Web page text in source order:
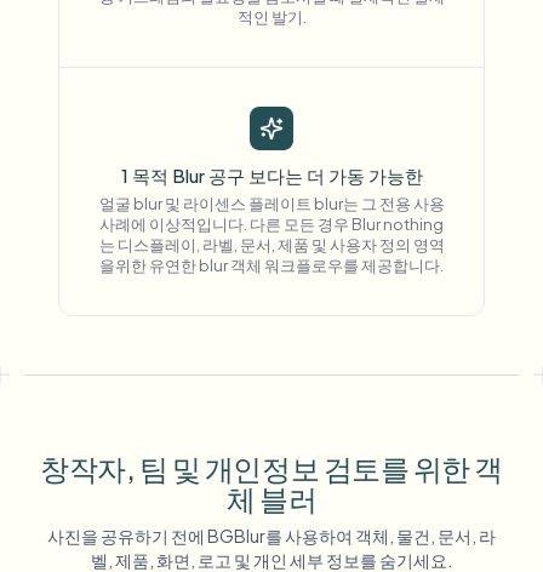
적인 발기.
1 목적 Blur 공구 보다는 더 가동 가능한
얼굴 blur 및 라이센스 플레이트 blur는 그 전용 사용
사례에 이상적입니다. 다른 모든 경우 Blur nothing
는 디스플레이, 라벨, 문서, 제품 및 사용자 정의 영역
을위한 유연한 blur 객체 워크플로우를 제공합니다.
창작자, 팀 및 개인정보 검토를 위한 객
체 블러
사진을 공유하기 전에 BGBlur를 사용하여 객체, 물건, 문서, 라
벨, 제품, 화면, 로고 및 개인 세부 정보를 숨기세요.
automatically anonymize license plates in
SJ Sarah Johnson
Content Creator•YouTube
selective blur and automatic license-plate
brand without manual editing."
" I've used many blur filters, but the
adaptive face and plate blur here are the